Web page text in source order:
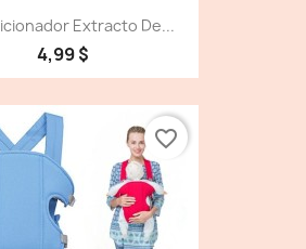
Extracto De...
4,99 $
favorite_border